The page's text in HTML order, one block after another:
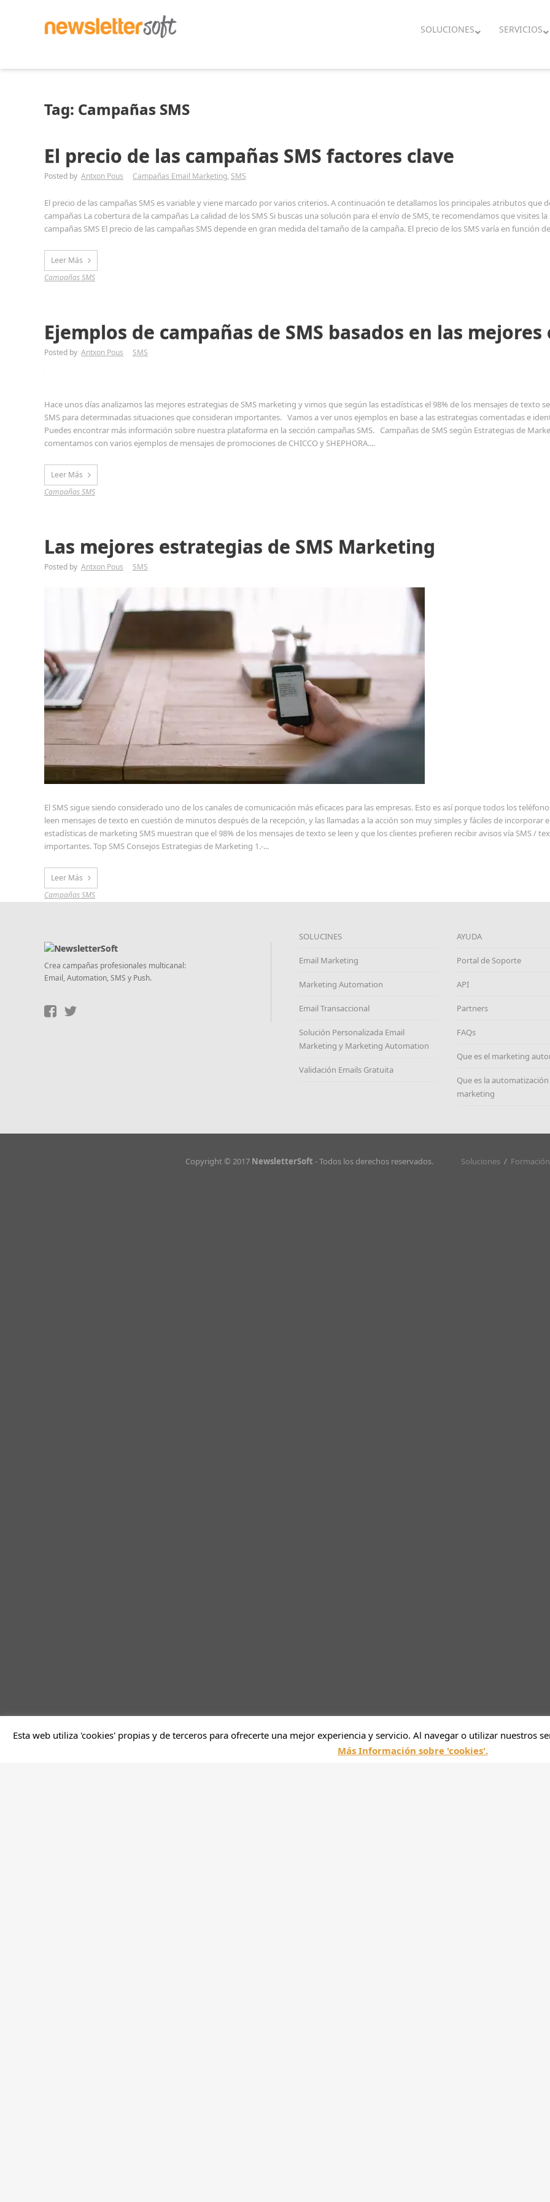
SOLUCIONES SERVICIOS
Tag: Campañas SMS
El precio de las campañas SMS factores clave
Posted by Antxon Pous Campañas Email Marketing, SMS
El precio de las campañas SMS es variable y viene marcado por varios criterios. A continuación te detallamos los principales atributos que
campañas La cobertura de la campañas La calidad de los SMS Si buscas una solución para el envío de SMS, te recomendamos que visites
campañas SMS El precio de las campañas SMS depende en gran medida del tamaño de la campaña. El precio de los SMS varía en función
Leer Más
Campañas SMS
Ejemplos de campañas de SMS basados en las
Posted by Antxon Pous SMS
Hace unos días analizamos las mejores estrategias de SMS marketing y vimos que según las estadísticas el 98% de los mensajes de texto
SMS para determinadas situaciones que consideran importantes. Vamos a ver unos ejemplos en base a las estrategias comentadas e
Puedes encontrar más información sobre nuestra plataforma en la sección campañas SMS. Campañas de SMS según Estrategias de
comentamos con varios ejemplos de mensajes de promociones de CHICCO y SHEPHORA....
Leer Más
Campañas SMS
Las mejores estrategias de SMS Marketing
Posted by Antxon Pous SMS
El SMS sigue siendo considerado uno de los canales de comunicación más eficaces para las empresas. Esto es así porque todos los
leen mensajes de texto en cuestión de minutos después de la recepción, y las llamadas a la acción son muy simples y fáciles de incorporar
estadísticas de marketing SMS muestran que el 98% de los mensajes de texto se leen y que los clientes prefieren recibir avisos vía SMS /
importantes. Top SMS Consejos Estrategias de Marketing 1.-...
Leer Más
Campañas SMS
Crea campañas profesionales multicanal:
Email, Automation, SMS y Push.
SOLUCINES
Email Marketing
Marketing Automation
Email Transaccional
Solución Personalizada Email
Marketing y Marketing Automation
Validación Emails Gratuita
AYUDA
Portal de Soporte
API
Partners
FAQs
Que es el marketing
Que es la
marketing
Copyright © 2017 NewsletterSoft - Todos los derechos reservados. Soluciones / Formación
Esta web utiliza 'cookies' propias y de terceros para ofrecerte una mejor experiencia y servicio. Al navegar o utilizar nuestros
Más Información sobre 'cookies'.